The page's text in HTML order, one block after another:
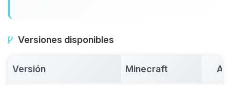
Versiones disponibles
Versión Minecraft